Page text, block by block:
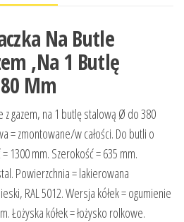
Na Butle
,Na 1 Butlę
Mm
gazem, na 1 butlę stalową Ø do 380
= zmontowane/w całości. Do butli o
1300 mm. Szerokość = 635 mm.
Powierzchnia = lakierowana
RAL 5012. Wersja kółek = ogumienie
Łożyska kółek = łożysko rolkowe.